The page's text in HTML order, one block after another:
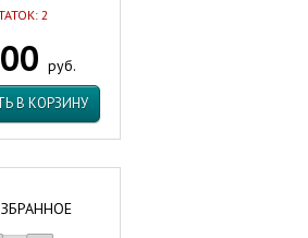
2
руб.
В КОРЗИНУ